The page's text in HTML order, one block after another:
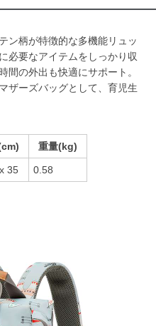
ン柄が特徴的な多機能リュッ
必要なアイテムをしっかり収
間の外出も快適にサポート。
ザーズバッグとして、育児生
重量(kg)
35 0.58